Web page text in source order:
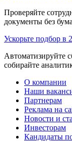
Проверяйте
документы без
Ускорьте подбор в
Автоматизируйте
собирайте
О компании
Наши
Партнерам
Реклама на
Новости и
Инвесторам
Кандидаты